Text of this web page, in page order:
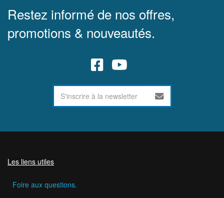
Restez informé de nos offres,
promotions & nouveautés.
Les liens utiles
Foire aux questions.